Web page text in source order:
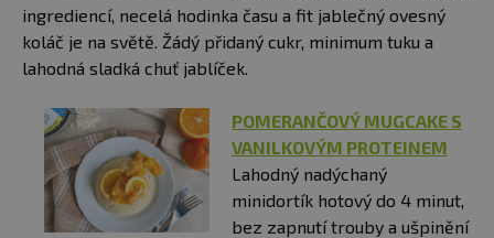
ingrediencí, necelá hodinka času a fit jablečný ovesný
koláč je na světě. Žádý přidaný cukr, minimum tuku a
lahodná sladká chuť jablíček.
POMERANČOVÝ MUGCAKE S
VANILKOVÝM PROTEINEM
Lahodný nadýchaný
minidortík hotový do 4 minut,
bez zapnutí trouby a ušpinění